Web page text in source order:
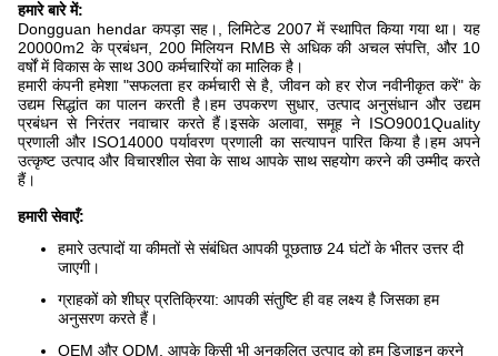
हमारे बारे में:
Dongguan hendar कपड़ा सह।, लिमिटेड 2007 में स्थापित किया गया था। यह
20000m2 के प्रबंधन, 200 मिलियन RMB से अधिक की अचल संपत्ति, और 10
वर्षों में विकास के साथ 300 कर्मचारियों का मालिक है।
हमारी कंपनी हमेशा "सफलता हर कर्मचारी से है, जीवन को हर रोज नवीनीकृत करें" के
उद्यम सिद्धांत का पालन करती है।हम उपकरण सुधार, उत्पाद अनुसंधान और उद्यम
प्रबंधन से निरंतर नवाचार करते हैं।इसके अलावा, समूह ने ISO9001Quality
प्रणाली और ISO14000 पर्यावरण प्रणाली का सत्यापन पारित किया है।हम अपने
उत्कृष्ट उत्पाद और विचारशील सेवा के साथ आपके साथ सहयोग करने की उम्मीद करते
हैं।
हमारी सेवाएँ:
हमारे उत्पादों या कीमतों से संबंधित आपकी पूछताछ 24 घंटों के भीतर उत्तर दी
जाएगी।
ग्राहकों को शीघ्र प्रतिक्रिया: आपकी संतुष्टि ही वह लक्ष्य है जिसका हम
अनुसरण करते हैं।
OEM और ODM, आपके किसी भी अनुकूलित उत्पाद को हम डिजाइन करने